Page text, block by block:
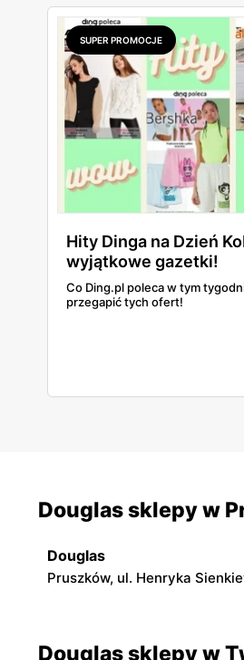
SUPER PROMOCJE
Hity Dinga na Dzień
wyjątkowe gazetki!
Co Ding.pl poleca w tym
przegapić tych ofert!
Douglas sklepy w
Douglas
Pruszków, ul. Henryka
Douglas sklepy w